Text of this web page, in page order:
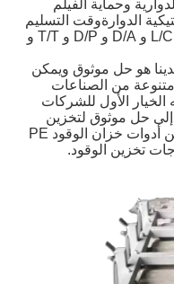
وحماية الفيلم
الدوارةوقت التسليم
حوالي 30 يوماً، وشروط الدفع تشمل L/C و D/A و D/P و T/T و
هو حل موثوق ويمكن
من الصناعات
الأول للشركات
حل موثوق لتخزين
الوقوداتصل بنا اليوم لمعرفة المزيد عن أدوات خزان الوقود PE
تخزين الوقود.